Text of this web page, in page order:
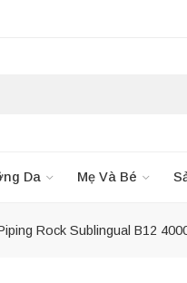
Da Mẹ Và Bé
Rock Sublingual B12